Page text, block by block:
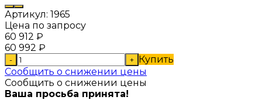
Артикул: 1965
Цена по запросу
60 912 ₽
60 992 ₽
- + Купить
Сообщить о снижении цены
Сообщить о снижении цены
Ваша просьба принята!